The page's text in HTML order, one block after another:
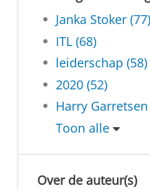
Janka Stoker (77)
ITL (68)
leiderschap (58)
2020 (52)
Harry Garretsen
Toon alle
Over de auteur(s)